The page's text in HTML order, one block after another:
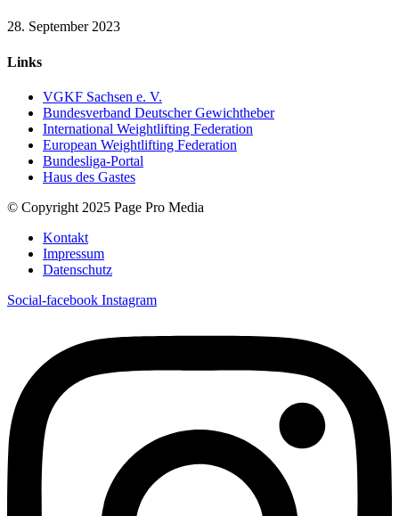
28. September 2023
Links
VGKF Sachsen e. V.
Bundesverband Deutscher Gewichtheber
International Weightlifting Federation
European Weightlifting Federation
Bundesliga-Portal
Haus des Gastes
© Copyright 2025 Page Pro Media
Kontakt
Impressum
Datenschutz
Social-facebook Instagram